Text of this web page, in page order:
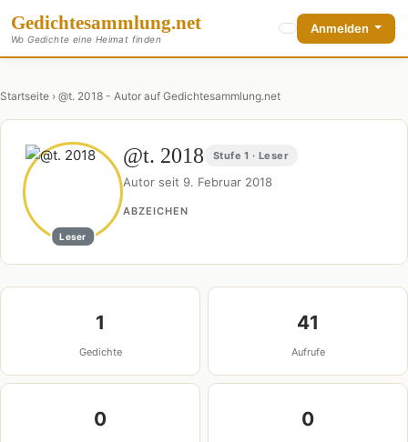
Gedichtesammlung.net
Wo Gedichte eine Heimat finden
Anmelden
Startseite › @t. 2018 - Autor auf Gedichtesammlung.net
Leser
@t. 2018 Stufe 1 · Leser
Autor seit 9. Februar 2018
ABZEICHEN
1
Gedichte
41
Aufrufe
0 0